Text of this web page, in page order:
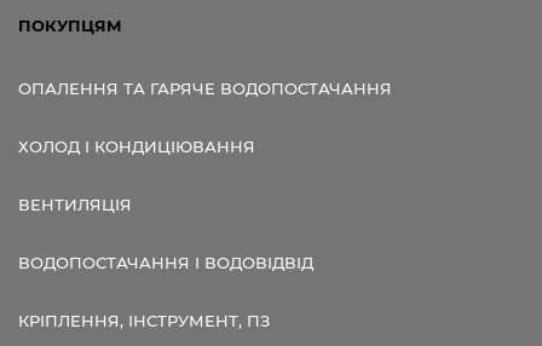
ПОКУПЦЯМ
ОПАЛЕННЯ ТА ГАРЯЧЕ ВОДОПОСТАЧАННЯ
ХОЛОД І КОНДИЦІЮВАННЯ
ВЕНТИЛЯЦІЯ
ВОДОПОСТАЧАННЯ І ВОДОВІДВІД
КРІПЛЕННЯ, ІНСТРУМЕНТ, ПЗ